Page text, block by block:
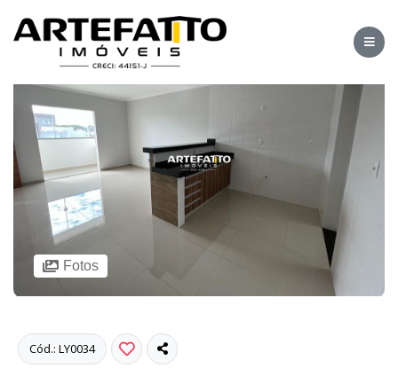
Fotos
Cód.: LY0034